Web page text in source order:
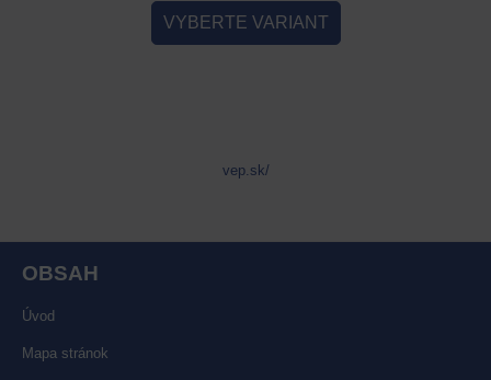
VYBERTE VARIANT
vep.sk/
OBSAH
Úvod
Mapa stránok